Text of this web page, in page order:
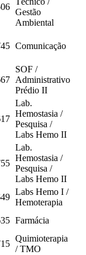
Gestão
Ambiental
Comunicação
SOF /
Administrativo
Prédio II
Lab.
Hemostasia /
Pesquisa /
Labs Hemo II
Lab.
Hemostasia /
Pesquisa /
Labs Hemo II
Labs Hemo I /
Hemoterapia
Farmácia
Quimioterapia
/ TMO